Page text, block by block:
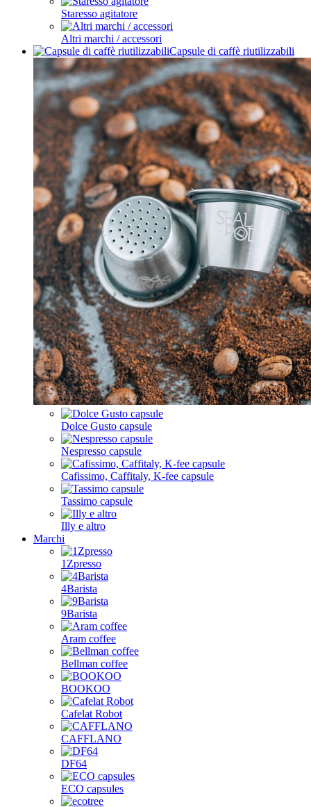
Staresso agitatore
Altri marchi / accessori
Capsule di caffè riutilizzabili
Dolce Gusto capsule
Nespresso capsule
Cafissimo, Caffitaly, K-fee capsule
Tassimo capsule
Illy e altro
Marchi
1Zpresso
4Barista
9Barista
Aram coffee
Bellman coffee
BOOKOO
Cafelat Robot
CAFFLANO
DF64
ECO capsules